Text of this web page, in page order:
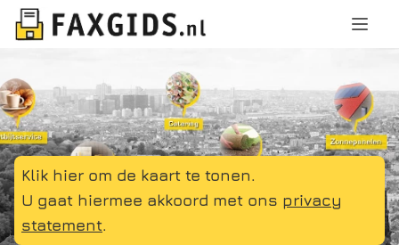
Klik hier om de kaart te tonen.
U gaat hiermee akkoord met ons privacy
statement.